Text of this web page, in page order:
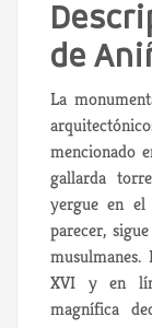
de
La
mencionado
gallarda
yergue en el
parecer,
XVI y en
magnífica